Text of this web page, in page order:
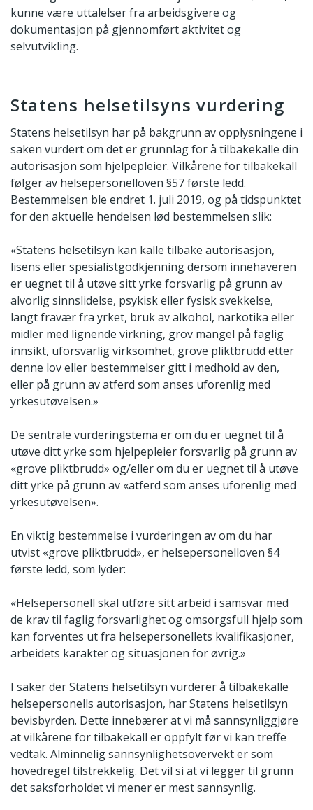
kunne være uttalelser fra arbeidsgivere og
dokumentasjon på gjennomført aktivitet og
selvutvikling.
Statens helsetilsyns vurdering
Statens helsetilsyn har på bakgrunn av opplysningene i
saken vurdert om det er grunnlag for å tilbakekalle din
autorisasjon som hjelpepleier. Vilkårene for tilbakekall
følger av helsepersonelloven §57 første ledd.
Bestemmelsen ble endret 1. juli 2019, og på tidspunktet
for den aktuelle hendelsen lød bestemmelsen slik:
«Statens helsetilsyn kan kalle tilbake autorisasjon,
lisens eller spesialistgodkjenning dersom innehaveren
er uegnet til å utøve sitt yrke forsvarlig på grunn av
alvorlig sinnslidelse, psykisk eller fysisk svekkelse,
langt fravær fra yrket, bruk av alkohol, narkotika eller
midler med lignende virkning, grov mangel på faglig
innsikt, uforsvarlig virksomhet, grove pliktbrudd etter
denne lov eller bestemmelser gitt i medhold av den,
eller på grunn av atferd som anses uforenlig med
yrkesutøvelsen.»
De sentrale vurderingstema er om du er uegnet til å
utøve ditt yrke som hjelpepleier forsvarlig på grunn av
«grove pliktbrudd» og/eller om du er uegnet til å utøve
ditt yrke på grunn av «atferd som anses uforenlig med
yrkesutøvelsen».
En viktig bestemmelse i vurderingen av om du har
utvist «grove pliktbrudd», er helsepersonelloven §4
første ledd, som lyder:
«Helsepersonell skal utføre sitt arbeid i samsvar med
de krav til faglig forsvarlighet og omsorgsfull hjelp som
kan forventes ut fra helsepersonellets kvalifikasjoner,
arbeidets karakter og situasjonen for øvrig.»
I saker der Statens helsetilsyn vurderer å tilbakekalle
helsepersonells autorisasjon, har Statens helsetilsyn
bevisbyrden. Dette innebærer at vi må sannsynliggjøre
at vilkårene for tilbakekall er oppfylt før vi kan treffe
vedtak. Alminnelig sannsynlighets­overvekt er som
hovedregel tilstrekkelig. Det vil si at vi legger til grunn
det saksforholdet vi mener er mest sannsynlig.